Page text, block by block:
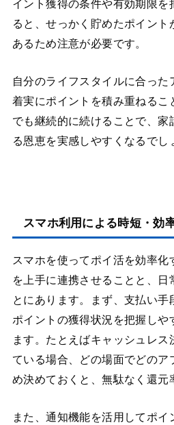
イント獲得の条件や有効期限を
ると、せっかく貯めたポイント
あるため注意が必要です。
自分のライフスタイルに合っ
着実にポイントを積み重ねるこ
でも継続的に続けることで、
る恩恵を実感しやすくなるでし
スマホ利用による時短・効
スマホを使ってポイ活を効率化
を上手に連携させることと、日
とにあります。まず、支払い手
ポイントの獲得状況を把握しや
ます。たとえばキャッシュレ
ている場合、どの場面でどのア
め決めておくと、無駄なく還元
また、通知機能を活用してポ